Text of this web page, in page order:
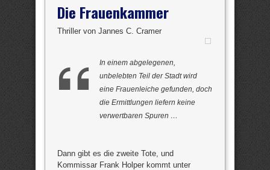
Die Frauenkammer
Thriller von Jannes C. Cramer
In einem abgelegenen,
unbelebten Teil der Stadt wird
eine Frauenleiche gefunden, doch
die Ermittlungen liefern keine
verwertbaren Spuren …
Dann gibt es die zweite Tote, und
Kommissar Frank Holper kommt unter